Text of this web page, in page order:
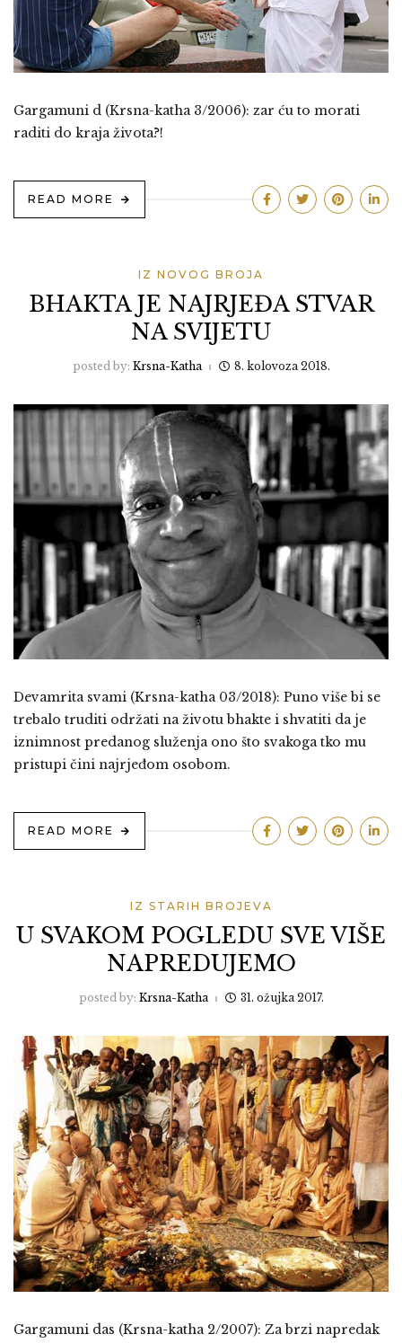
Gargamuni d (Krsna-katha 3/2006): zar ću to morati
raditi do kraja života?!
READ MORE
IZ NOVOG BROJA
BHAKTA JE NAJRJEĐA STVAR
NA SVIJETU
posted by: Krsna-Katha 8. kolovoza 2018.
Devamrita svami (Krsna-katha 03/2018): Puno više bi se
trebalo truditi održati na životu bhakte i shvatiti da je
iznimnost predanog služenja ono što svakoga tko mu
pristupi čini najrjeđom osobom.
READ MORE
IZ STARIH BROJEVA
U SVAKOM POGLEDU SVE VIŠE
NAPREDUJEMO
posted by: Krsna-Katha 31. ožujka 2017.
Gargamuni das (Krsna-katha 2/2007): Za brzi napredak